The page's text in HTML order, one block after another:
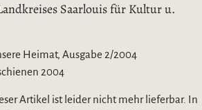
Saarlouis für Kultur u.
Heimat, Ausgabe 2/2004
2004
Artikel ist leider nicht mehr lieferbar. In